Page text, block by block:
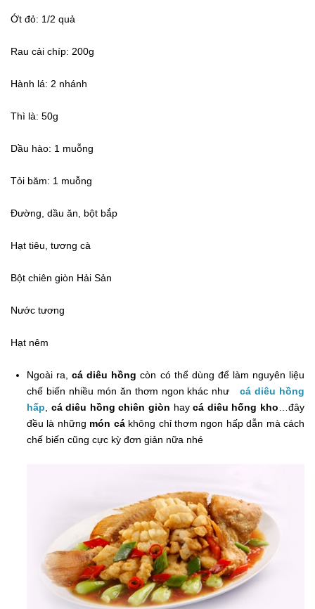
Ớt đỏ: 1/2 quả
Rau cải chíp: 200g
Hành lá: 2 nhánh
Thì là: 50g
Dầu hào: 1 muỗng
Tỏi băm: 1 muỗng
Đường, dầu ăn, bột bắp
Hạt tiêu, tương cà
Bột chiên giòn Hải Sản
Nước tương
Hạt nêm
Ngoài ra,cá diêu hồng còn có thể dùng để làm nguyên liệu
chế biến nhiều món ăn thơm ngon khác như
cá diêu hồng
hấp
cá diêu hồng chiên giòn haycá diêu hống kho …đây
đều là những món cákhông chỉ thơm ngon hấp dẫn mà cách
chế biến cũng cực kỳ đơn giản nữa nhé